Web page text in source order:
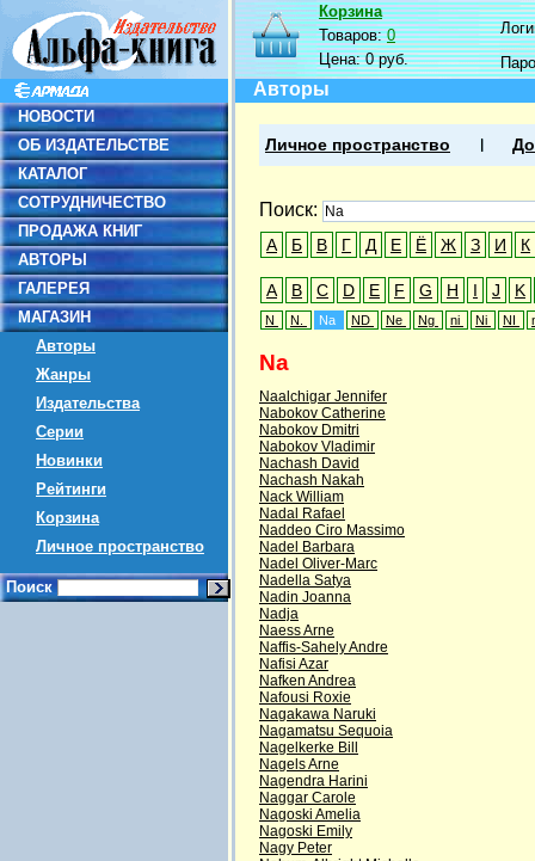
НОВОСТИ
ОБ ИЗДАТЕЛЬСТВЕ
КАТАЛОГ
СОТРУДНИЧЕСТВО
ПРОДАЖА КНИГ
АВТОРЫ
ГАЛЕРЕЯ
МАГАЗИН
Авторы
Жанры
Издательства
Серии
Новинки
Рейтинги
Корзина
Личное пространство
Поиск
Корзина
Товаров:0
Цена:0 руб.
Авторы
Личное пространство
Поиск:
А Б В Г Д Е Ё Ж З И К
A B C D E F G H I J K
N N. Na ND Ne Ng ni Ni NI
Na
Naalchigar Jennifer
Nabokov Catherine
Nabokov Dmitri
Nabokov Vladimir
Nachash David
Nachash Nakah
Nack William
Nadal Rafael
Naddeo Ciro Massimo
Nadel Barbara
Nadel Oliver-Marc
Nadella Satya
Nadin Joanna
Nadja
Naess Arne
Naffis-Sahely Andre
Nafisi Azar
Nafken Andrea
Nafousi Roxie
Nagakawa Naruki
Nagamatsu Sequoia
Nagelkerke Bill
Nagels Arne
Nagendra Harini
Naggar Carole
Nagoski Amelia
Nagoski Emily
Nagy Peter